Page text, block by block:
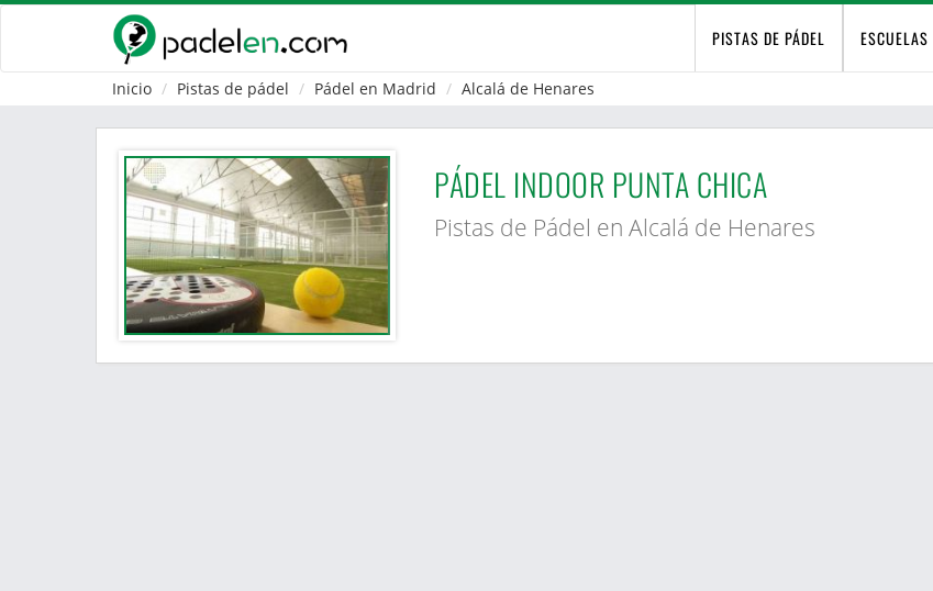
PISTAS DE PÁDEL ESCUELAS
Inicio Pistas de pádel Pádel en Madrid Alcalá de Henares
PÁDEL INDOOR PUNTA CHICA​
Pistas de Pádel en Alcalá de Henares